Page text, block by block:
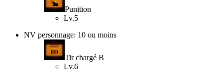
Punition
Lv.5
NV personnage: 10 ou moins
Tir chargé B
Lv.6